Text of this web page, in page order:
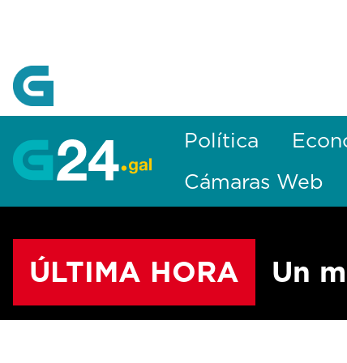
Política
Cámaras Web
ÚLTIMA HORA Un